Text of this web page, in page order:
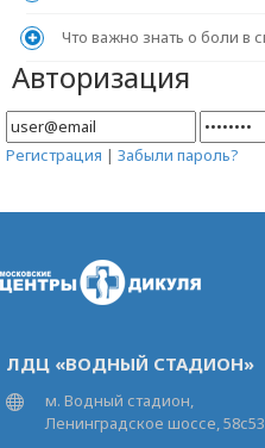
Что важно знать о боли в
Авторизация
Регистрация | Забыли пароль?
ЛДЦ «ВОДНЫЙ СТАДИОН»
м. Водный стадион,
Ленинградское шоссе, 58с53